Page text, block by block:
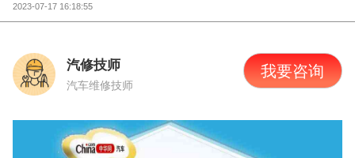
2023-07-17 16:18:55
汽修技师
汽车维修技师
我要咨询